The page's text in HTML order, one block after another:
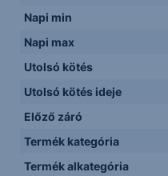
Napi min
Napi max
Utolsó kötés
Utolsó kötés ideje
Előző záró
Termék kategória
Termék alkategória